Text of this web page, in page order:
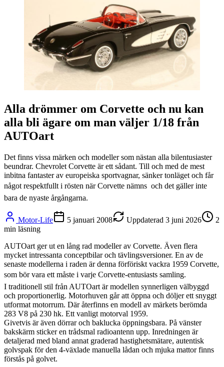
Alla drömmer om Corvette och nu kan
alla bli ägare om man väljer 1/18 från
AUTOart
Det finns vissa märken och modeller som nästan alla bilentusiaster
beundrar. Chevrolet Corvette är ett sådant. Till och med de mest
inbitna fantaster av europeiska sportvagnar, sänker tonläget och får
något respektfullt i rösten när Corvette nämns  och det gäller inte
bara de nyaste årgångarna.
Motor-Life 5 januari 2008 Uppdaterad 3 juni 2026
2
min läsning
AUTOart ger ut en lång rad modeller av Corvette. Även flera
mycket intressanta conceptbilar och tävlingsversioner. En av de
senaste modellerna i raden är denna förföriskt vackra 1959 Corvette,
som bör vara ett måste i varje Corvette-entusiasts samling.
I traditionell stil från AUTOart är modellen synnerligen välbyggd
och proportionerlig. Motorhuven går att öppna och döljer ett snyggt
utformat motorrum. Där återfinns en modell av märkets berömda
283 V8 på 230 hk. Ett vanligt motorval 1959.
Givetvis är även dörrar och baklucka öppningsbara. På vänster
bakskärm sticker en trådsmal radioantenn upp. Inredningen är
detaljerad med bland annat graderad hastighetsmätare, autentisk
golvspak för den 4-växlade manuella lådan och mjuka mattor finns
förstås på golvet.